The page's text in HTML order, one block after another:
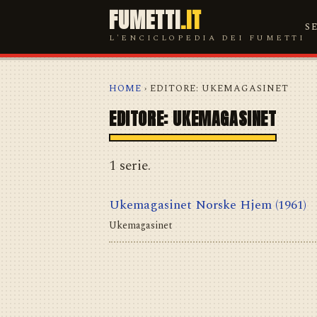
FUMETTI.IT
L'ENCICLOPEDIA DEI FUMETTI
HOME › EDITORE: UKEMAGASINET
EDITORE: UKEMAGASINET
1 serie.
Ukemagasinet Norske Hjem (1961)
Ukemagasinet